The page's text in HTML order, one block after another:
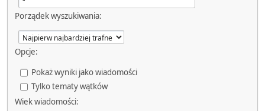
Porządek wyszukiwania:
Opcje:
Pokaż wyniki jako wiadomości
Tylko tematy wątków
Wiek wiadomości: